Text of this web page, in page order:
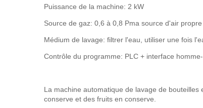
Puissance de la machine: 2 kW
Source de gaz: 0,6 à 0,8 Pma source d'air propre
Médium de lavage: filtrer l'eau, utiliser une fois
Contrôle du programme: PLC + interface
La machine automatique de lavage de
conserve et des fruits en conserve.